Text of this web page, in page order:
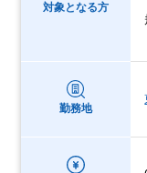
対象となる方
勤務地